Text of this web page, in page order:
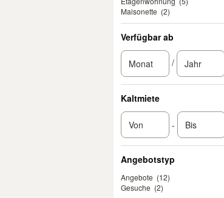
Maisonette (2)
Verfügbar ab
/
Kaltmiete
-
Angebotstyp
Angebote (12)
Gesuche (2)